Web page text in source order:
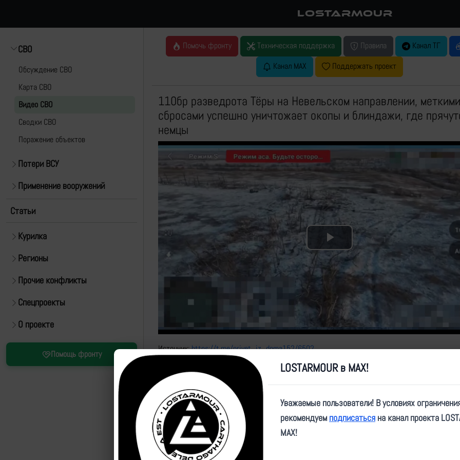
LOSTARMOUR
СВО
Обсуждение СВО
Карта СВО
Видео СВО
Cводки СВО
Поражение объектов
Потери ВСУ
Применение вооружений
Статьи
Курилка
Регионы
Прочие конфликты
Спецпроекты
О проекте
Помощь фронту
Помочь фронту Техническая поддержка Правила Канал ТГ
Канал MAX
Поддержать проект
110бр разведрота Тёры на Невельском направлении, меткими
сбросами успешно уничтожает окопы и блиндажи, где
немцы
Play
Video
Источник:https://t.me/privet_iz_doma152/6502
LOSTARMOUR в MAX!
Уважаемые пользователи! В условиях
рекомендуем подписаться на канал проекта
MAX!